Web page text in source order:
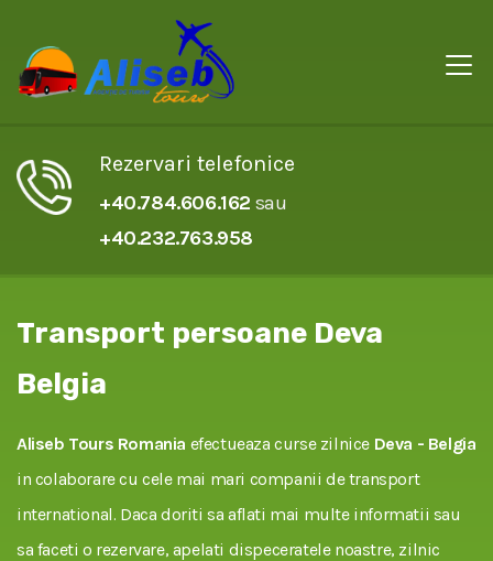
Rezervari telefonice
+40.784.606.162 sau
+40.232.763.958
Transport persoane Deva
Belgia
Aliseb Tours Romania efectueaza curse zilnice Deva - Belgia
in colaborare cu cele mai mari companii de transport
international. Daca doriti sa aflati mai multe informatii sau
sa faceti o rezervare, apelati dispeceratele noastre, zilnic